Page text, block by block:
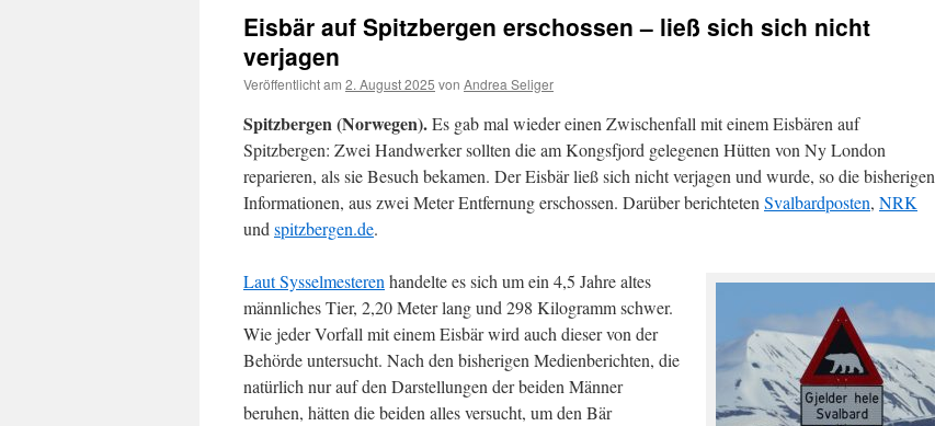
Eisbär auf Spitzbergen erschossen – ließ sich sich nicht
verjagen
Veröffentlicht am 2. August 2025 von Andrea Seliger
Spitzbergen (Norwegen).Es gab mal wieder einen Zwischenfall mit einem Eisbären auf
Spitzbergen: Zwei Handwerker sollten die am Kongsfjord gelegenen Hütten von Ny London
reparieren, als sie Besuch bekamen. Der Eisbär ließ sich nicht verjagen und wurde, so die bisherigen
Informationen, aus zwei Meter Entfernung erschossen. Darüber berichteten Svalbardposten, NRK
und spitzbergen.de.
Laut Sysselmesteren handelte es sich um ein 4,5 Jahre altes
männliches Tier, 2,20 Meter lang und 298 Kilogramm schwer.
Wie jeder Vorfall mit einem Eisbär wird auch dieser von der
Behörde untersucht. Nach den bisherigen Medienberichten, die
natürlich nur auf den Darstellungen der beiden Männer
beruhen, hätten die beiden alles versucht, um den Bär